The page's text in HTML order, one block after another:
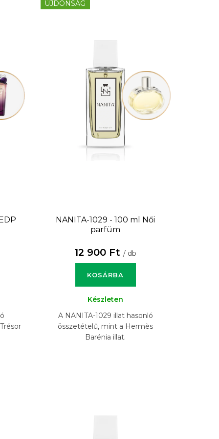
ÚJDONSÁG
NANITA-1029 - 100 ml Női
parfüm
12 900 Ft/ db
KOSÁRBA
Készleten
A NANITA-1029 illat hasonló
összetételű, mint a Hermès
Barénia illat.